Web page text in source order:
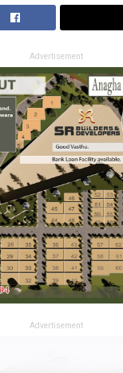
Advertisement
Advertisement